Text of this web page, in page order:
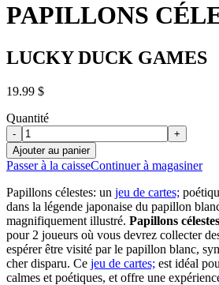
PAPILLONS
LUCKY DUCK GAMES
19.99 $
Quantité
-
+
Ajouter au panier
Passer à la caisseContinuer à magasiner
Papillons célestes: un jeu de cartes;
dans la légende japonaise du papillon
magnifiquement illustré. Papillons célestes
pour 2 joueurs où vous devrez collecter
espérer être visité par le papillon blanc,
cher disparu. Ce jeu de cartes; est idéal
calmes et poétiques, et offre une